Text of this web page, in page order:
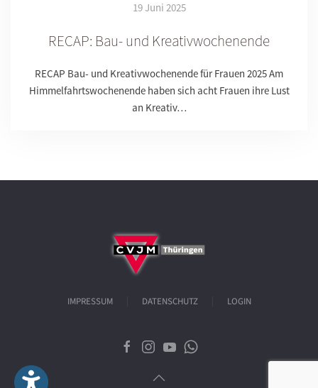
19 Juni 2025
RECAP: Bau- und Kreativwochenende
RECAP Bau- und Kreativwochenende für Frauen 2025 Am
Himmelfahrtswochenende haben sich acht Frauen ihre Lust
an Kreativ…
IMPRESSUM DATENSCHUTZ LOGIN